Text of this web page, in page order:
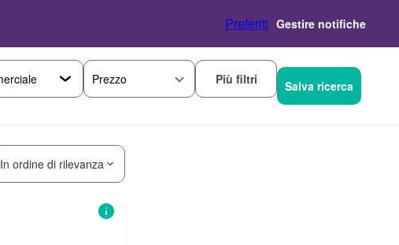
Preferiti Gestire notifiche
Prezzo Più filtri Salva ricerca
In ordine di rilevanza